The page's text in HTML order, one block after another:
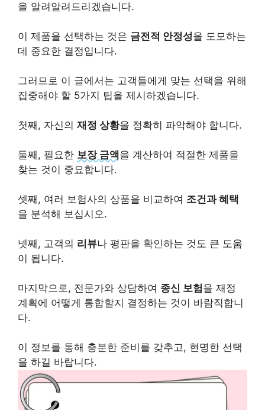
을 알려알려드리겠습니다.
이 제품을 선택하는 것은 금전적 안정성을 도모하는
데 중요한 결정입니다.
그러므로 이 글에서는 고객들에게 맞는 선택을 위해
집중해야 할 5가지 팁을 제시하겠습니다.
첫째, 자신의 재정 상황을 정확히 파악해야 합니다.
둘째, 필요한 보장 금액을 계산하여 적절한 제품을
찾는 것이 중요합니다.
셋째, 여러 보험사의 상품을 비교하여 조건과 혜택
을 분석해 보십시오.
넷째, 고객의 리뷰나 평판을 확인하는 것도 큰 도움
이 됩니다.
마지막으로, 전문가와 상담하여 종신 보험을 재정
계획에 어떻게 통합할지 결정하는 것이 바람직합니
다.
이 정보를 통해 충분한 준비를 갖추고, 현명한 선택
을 하길 바랍니다.